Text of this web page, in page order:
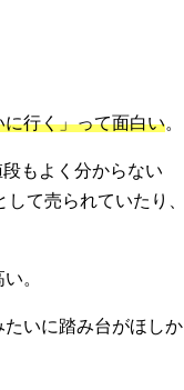
行く」って面白い。
もよく分からない
て売られていたり、
。
いに踏み台がほしか